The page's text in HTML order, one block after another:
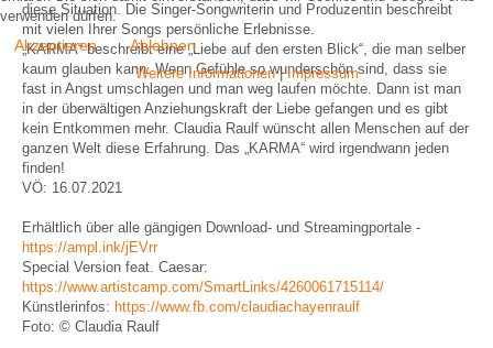
diese Situation. Die Singer-Songwriterin und Produzentin beschreibt
mit vielen Ihrer Songs persönliche Erlebnisse.
„KARMA“ beschreibt eine „Liebe auf den ersten Blick“, die man selber
kaum glauben kann. Wenn Gefühle so wunderschön sind, dass sie
fast in Angst umschlagen und man weg laufen möchte. Dann ist man
in der überwältigen Anziehungskraft der Liebe gefangen und es gibt
kein Entkommen mehr. Claudia Raulf wünscht allen Menschen auf der
ganzen Welt diese Erfahrung. Das „KARMA“ wird irgendwann jeden
finden!
VÖ: 16.07.2021
Erhältlich über alle gängigen Download- und Streamingportale -
https://ampl.ink/jEVrr
Special Version feat. Caesar:
https://www.artistcamp.com/SmartLinks/4260061715114/
Künstlerinfos: https://www.fb.com/claudiachayenraulf
Foto: © Claudia Raulf
verwenden dürfen.
Akzeptieren Ablehnen
Weitere Informationen|Impressum